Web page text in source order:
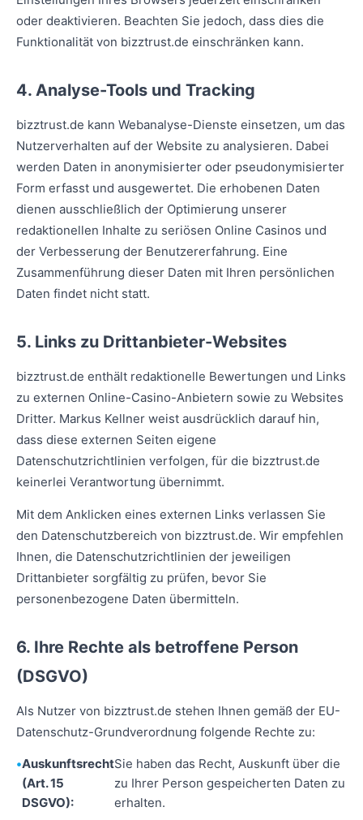
oder deaktivieren. Beachten Sie jedoch, dass dies die
Funktionalität von bizztrust.de einschränken kann.
4. Analyse-Tools und Tracking
bizztrust.de kann Webanalyse-Dienste einsetzen, um das
Nutzerverhalten auf der Website zu analysieren. Dabei
werden Daten in anonymisierter oder pseudonymisierter
Form erfasst und ausgewertet. Die erhobenen Daten
dienen ausschließlich der Optimierung unserer
redaktionellen Inhalte zu seriösen Online Casinos und
der Verbesserung der Benutzererfahrung. Eine
Zusammenführung dieser Daten mit Ihren persönlichen
Daten findet nicht statt.
5. Links zu Drittanbieter-Websites
bizztrust.de enthält redaktionelle Bewertungen und Links
zu externen Online-Casino-Anbietern sowie zu Websites
Dritter. Markus Kellner weist ausdrücklich darauf hin,
dass diese externen Seiten eigene
Datenschutzrichtlinien verfolgen, für die bizztrust.de
keinerlei Verantwortung übernimmt.
Mit dem Anklicken eines externen Links verlassen Sie
den Datenschutzbereich von bizztrust.de. Wir empfehlen
Ihnen, die Datenschutzrichtlinien der jeweiligen
Drittanbieter sorgfältig zu prüfen, bevor Sie
personenbezogene Daten übermitteln.
6. Ihre Rechte als betroffene Person
(DSGVO)
Als Nutzer von bizztrust.de stehen Ihnen gemäß der EU-
Datenschutz-Grundverordnung folgende Rechte zu:
Auskunftsrecht
(Art. 15
DSGVO):
Sie haben das Recht, Auskunft über die
zu Ihrer Person gespeicherten Daten zu
erhalten.